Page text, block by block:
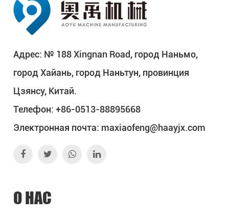
Адрес: № 188 Xingnan Road, город Наньмо,
город Хайань, город Наньтун, провинция
Цзянсу, Китай.
Телефон: +86-0513-88895668
Электронная почта: maxiaofeng@haayjx.com
О НАС